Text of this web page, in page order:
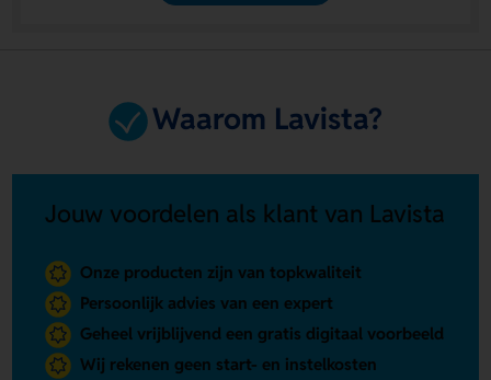
Waarom Lavista?
Jouw voordelen als klant van Lavista
Onze producten zijn van topkwaliteit
Persoonlijk advies van een expert
Geheel vrijblijvend een gratis digitaal voorbeeld
Wij rekenen geen start- en instelkosten